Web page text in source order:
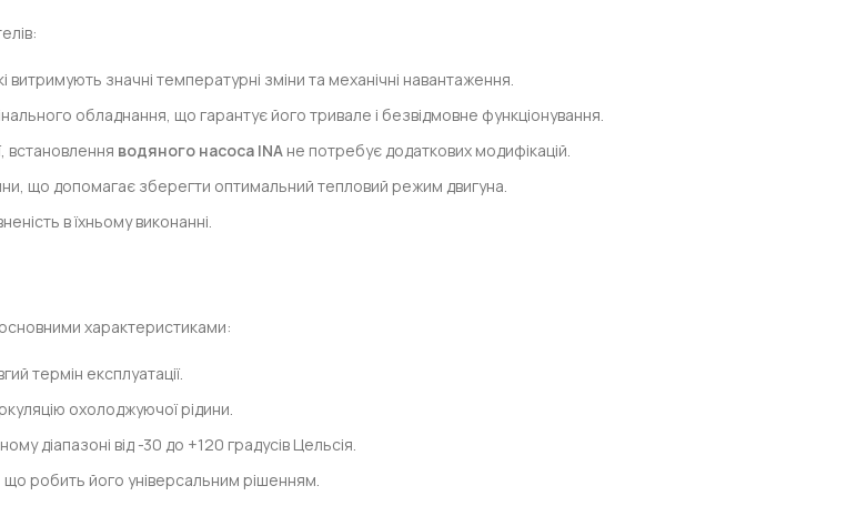
витримують значні температурні зміни та механічні навантаження.
обладнання, що гарантує його тривале і безвідмовне функціонування.
встановлення водяного насоса INA не потребує додаткових модифікацій.
що допомагає зберегти оптимальний тепловий режим двигуна.
в їхньому виконанні.
характеристиками:
термін експлуатації.
охолоджуючої рідини.
діапазоні від -30 до +120 градусів Цельсія.
що робить його універсальним рішенням.